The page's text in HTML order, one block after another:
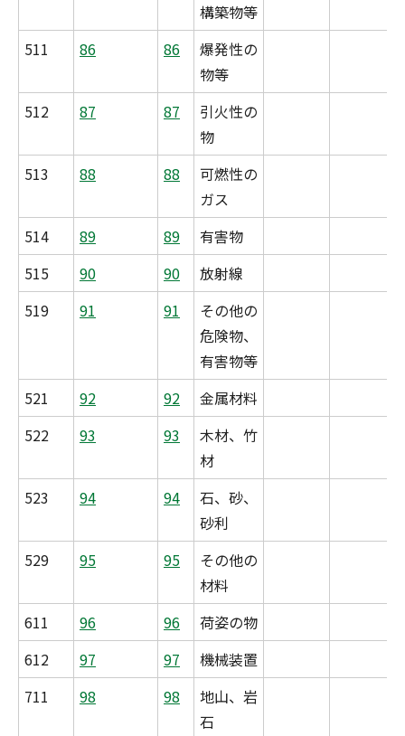
構築物等
511 86 86
爆発性の
物等
512 87 87
引火性の
物
513 88 88
可燃性の
ガス
514 89 89 有害物
515
90 90 放射線
519
91 91
その他の
危険物、
有害物等
521 92 92 金属材料
522
93 93
木材、竹
材
523 94 94
石、砂、
砂利
529 95 95
その他の
材料
611 96 96 荷姿の物
612
97 97 機械装置
711
98 98
地山、岩
石